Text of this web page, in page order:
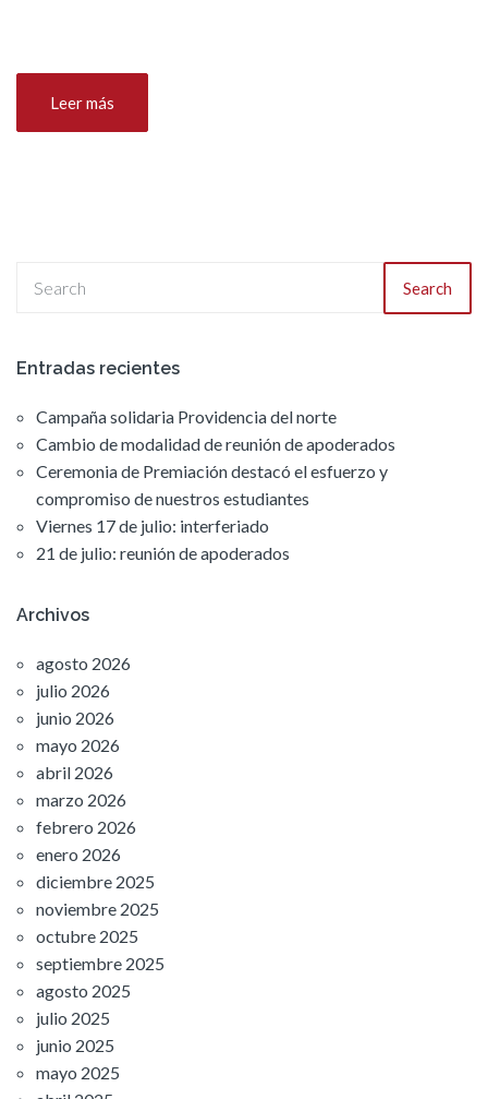
Leer más
Search
Entradas recientes
Campaña solidaria Providencia del norte
Cambio de modalidad de reunión de apoderados
Ceremonia de Premiación destacó el esfuerzo y
compromiso de nuestros estudiantes
Viernes 17 de julio: interferiado
21 de julio: reunión de apoderados
Archivos
agosto 2026
julio 2026
junio 2026
mayo 2026
abril 2026
marzo 2026
febrero 2026
enero 2026
diciembre 2025
noviembre 2025
octubre 2025
septiembre 2025
agosto 2025
julio 2025
junio 2025
mayo 2025